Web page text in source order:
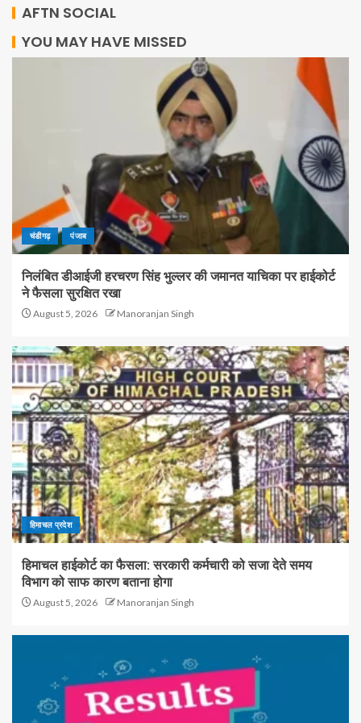
AFTN SOCIAL
YOU MAY HAVE MISSED
चंडीगढ़ पंजाब
निलंबित डीआईजी हरचरण सिंह भुल्लर की जमानत याचिका पर हाईकोर्ट
ने फैसला सुरक्षित रखा
August 5, 2026 Manoranjan Singh
हिमाचल प्रदेश
हिमाचल हाईकोर्ट का फैसला: सरकारी कर्मचारी को सजा देते समय
विभाग को साफ कारण बताना होगा
August 5, 2026 Manoranjan Singh